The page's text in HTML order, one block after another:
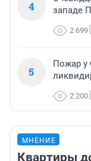
4
западе
2 699
5
Пожар у
2 200
МНЕНИЕ
Квартиры